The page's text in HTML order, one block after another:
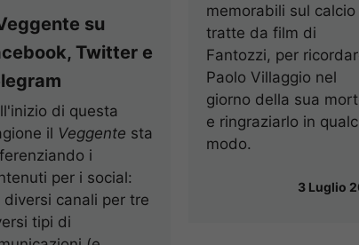
su
Twitter e
di questa
il Veggente sta
i
per i social:
diversi canali per tre
tipi di
memorabili sul calcio
tratte da film di
Fantozzi, per
Paolo Villaggio nel
giorno della sua
e ringraziarlo in
modo.
3 Luglio